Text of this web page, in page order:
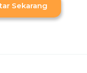
Sekarang